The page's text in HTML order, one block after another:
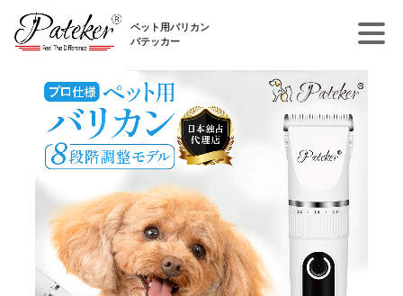
ペット用バリカン
パテッカー